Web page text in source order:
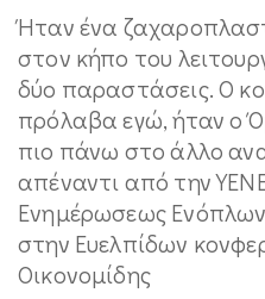
Ήταν ένα
στον κήπο του
δύο παραστάσεις. Ο
πρόλαβα εγώ, ήταν ο
πιο πάνω στο άλλο
απέναντι από την
Ενημέρωσεως
στην Ευελπίδων
Οικονομίδης